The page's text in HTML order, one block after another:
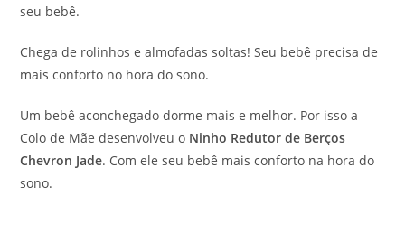
seu bebê.
Chega de rolinhos e almofadas soltas! Seu bebê precisa de
mais conforto no hora do sono.
Um bebê aconchegado dorme mais e melhor. Por isso a
Colo de Mãe desenvolveu o Ninho Redutor de Berços
Chevron Jade. Com ele seu bebê mais conforto na hora do
sono.